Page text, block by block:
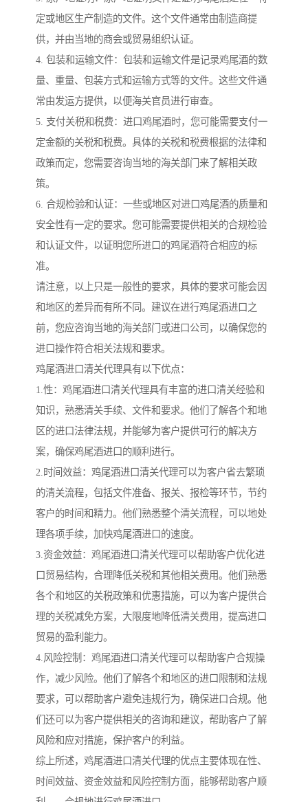
定或地区生产制造的文件。这个文件通常由制造商提
供，并由当地的商会或贸易组织认证。
4. 包装和运输文件：包装和运输文件是记录鸡尾酒的数
量、重量、包装方式和运输方式等的文件。这些文件通
常由发运方提供，以便海关官员进行审查。
5. 支付关税和税费：进口鸡尾酒时，您可能需要支付一
定金额的关税和税费。具体的关税和税费根据的法律和
政策而定，您需要咨询当地的海关部门来了解相关政
策。
6. 合规检验和认证：一些或地区对进口鸡尾酒的质量和
安全性有一定的要求。您可能需要提供相关的合规检验
和认证文件，以证明您所进口的鸡尾酒符合相应的标
准。
请注意，以上只是一般性的要求，具体的要求可能会因
和地区的差异而有所不同。建议在进行鸡尾酒进口之
前，您应咨询当地的海关部门或进口公司，以确保您的
进口操作符合相关法规和要求。
鸡尾酒进口清关代理具有以下优点：
1.性：鸡尾酒进口清关代理具有丰富的进口清关经验和
知识，熟悉清关手续、文件和要求。他们了解各个和地
区的进口法律法规，并能够为客户提供可行的解决方
案，确保鸡尾酒进口的顺利进行。
2.时间效益：鸡尾酒进口清关代理可以为客户省去繁琐
的清关流程，包括文件准备、报关、报检等环节，节约
客户的时间和精力。他们熟悉整个清关流程，可以地处
理各项手续，加快鸡尾酒进口的速度。
3.资金效益：鸡尾酒进口清关代理可以帮助客户优化进
口贸易结构，合理降低关税和其他相关费用。他们熟悉
各个和地区的关税政策和优惠措施，可以为客户提供合
理的关税减免方案，大限度地降低清关费用，提高进口
贸易的盈利能力。
4.风险控制：鸡尾酒进口清关代理可以帮助客户合规操
作，减少风险。他们了解各个和地区的进口限制和法规
要求，可以帮助客户避免违规行为，确保进口合规。他
们还可以为客户提供相关的咨询和建议，帮助客户了解
风险和应对措施，保护客户的利益。
综上所述，鸡尾酒进口清关代理的优点主要体现在性、
时间效益、资金效益和风险控制方面，能够帮助客户顺